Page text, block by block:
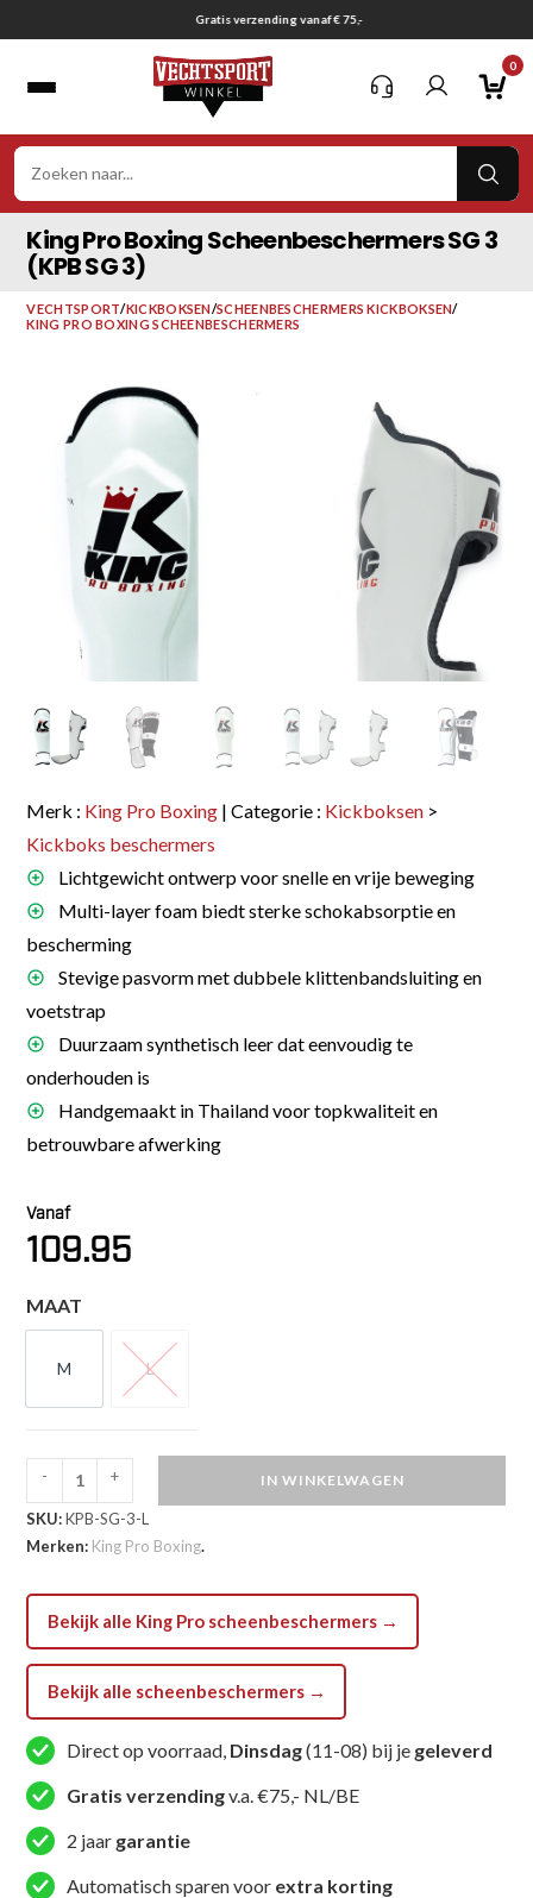
naar
Gratis verzending vanaf € 75,-
0
King Pro Boxing Scheenbeschermers SG 3
(KPB SG 3)
VECHTSPORT/KICKBOKSEN/SCHEENBESCHERMERS KICKBOKSEN/
KING PRO BOXING SCHEENBESCHERMERS
Merk : King Pro Boxing | Categorie : Kickboksen >
Kickboks beschermers
Lichtgewicht ontwerp voor snelle en vrije beweging
Multi-layer foam biedt sterke schokabsorptie en
bescherming
Stevige pasvorm met dubbele klittenbandsluiting en
voetstrap
Duurzaam synthetisch leer dat eenvoudig te
onderhouden is
Handgemaakt in Thailand voor topkwaliteit en
betrouwbare afwerking
Vanaf
109.95
MAAT
M L
L
Pro
Boxing
3
(KPB
aantal
- + IN WINKELWAGEN
SKU:KPB-SG-3-L
Merken: King Pro Boxing.
Bekijk alle King Pro scheenbeschermers →
Bekijk alle scheenbeschermers →
Direct op voorraad, Dinsdag(11-08) bij je geleverd
Gratis verzendingv.a. €75,- NL/BE
2 jaar garantie
Automatisch sparen voor extra korting